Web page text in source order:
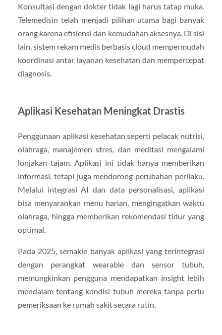
Konsultasi dengan dokter tidak lagi harus tatap muka.
Telemedisin telah menjadi pilihan utama bagi banyak
orang karena efisiensi dan kemudahan aksesnya. Di sisi
lain, sistem rekam medis berbasis cloud mempermudah
koordinasi antar layanan kesehatan dan mempercepat
diagnosis.
Aplikasi Kesehatan Meningkat Drastis
Penggunaan aplikasi kesehatan seperti pelacak nutrisi,
olahraga, manajemen stres, dan meditasi mengalami
lonjakan tajam. Aplikasi ini tidak hanya memberikan
informasi, tetapi juga mendorong perubahan perilaku.
Melalui integrasi AI dan data personalisasi, aplikasi
bisa menyarankan menu harian, mengingatkan waktu
olahraga, hingga memberikan rekomendasi tidur yang
optimal.
Pada 2025, semakin banyak aplikasi yang terintegrasi
dengan perangkat wearable dan sensor tubuh,
memungkinkan pengguna mendapatkan insight lebih
mendalam tentang kondisi tubuh mereka tanpa perlu
pemeriksaan ke rumah sakit secara rutin.